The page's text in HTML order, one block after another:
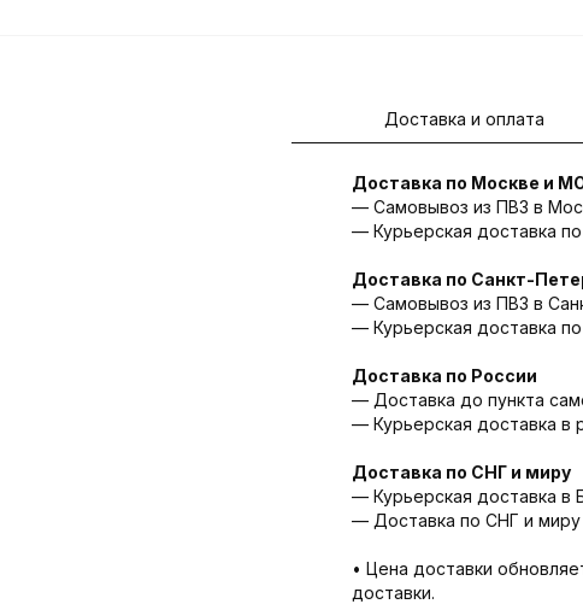
Доставка и оплата
Доставка по Москве и
— Самовывоз из ПВЗ в
— Курьерская доставка
Доставка по Санкт-
— Cамовывоз из ПВЗ в
— Курьерская доставка
Доставка по России
— Доставка до пункта
— Курьерская доставка в
Доставка по СНГ и миру
— Курьерская доставка в
— Доставка по СНГ и миру
• Цена доставки
доставки.